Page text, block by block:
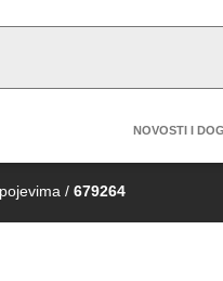
NOVOSTI I
/ 679264